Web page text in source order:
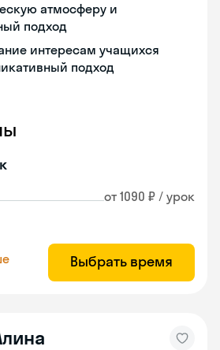
атмосферу и
подход
интересам учащихся
подход
от 1090 ₽ / урок
Выбрать время